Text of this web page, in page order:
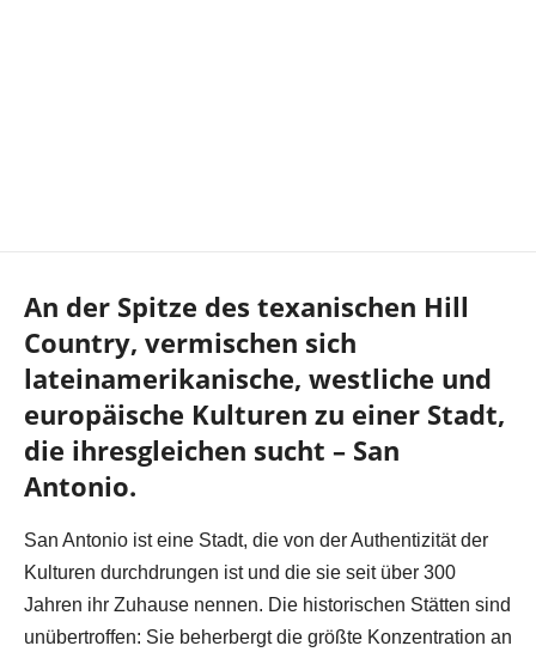
An der Spitze des texanischen Hill
Country, vermischen sich
lateinamerikanische, westliche und
europäische Kulturen zu einer Stadt,
die ihresgleichen sucht – San
Antonio.
San Antonio ist eine Stadt, die von der Authentizität der
Kulturen durchdrungen ist und die sie seit über 300
Jahren ihr Zuhause nennen. Die historischen Stätten sind
unübertroffen: Sie beherbergt die größte Konzentration an